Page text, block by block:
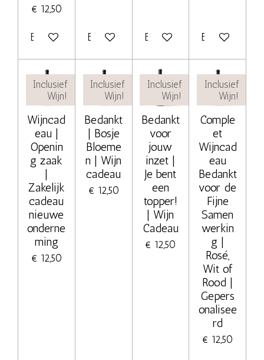
€ 12,50
Bekijk details Bekijk details Bekijk details Bekijk details
Inclusief
Wijn!
Wijncad
eau |
Openin
g zaak
|
Zakelijk
cadeau
nieuwe
onderne
ming
€ 12,50
Inclusief
Wijn!
Bedankt
| Bosje
Bloeme
n | Wijn
cadeau
€ 12,50
Inclusief
Wijn!
Bedankt
voor
jouw
inzet |
Je bent
een
topper!
| Wijn
Cadeau
€ 12,50
Inclusief
Wijn!
Comple
et
Wijncad
eau
Bedankt
voor de
Fijne
Samen
werkin
g |
Rosé,
Wit of
Rood |
Gepers
onalisee
rd
€ 12,50